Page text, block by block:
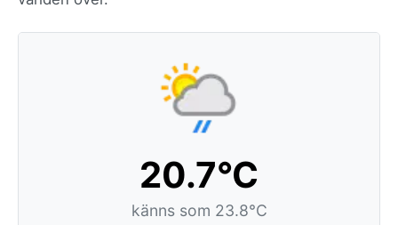
20.7°C
känns som 23.8°C